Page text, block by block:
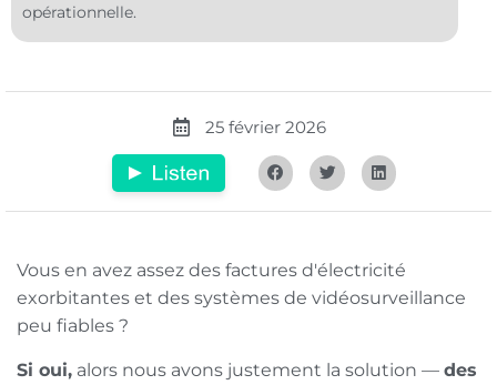
opérationnelle.
25 février 2026
Vous en avez assez des factures d'électricité
exorbitantes et des systèmes de vidéosurveillance
peu fiables ?
Si oui, alors nous avons justement la solution — des